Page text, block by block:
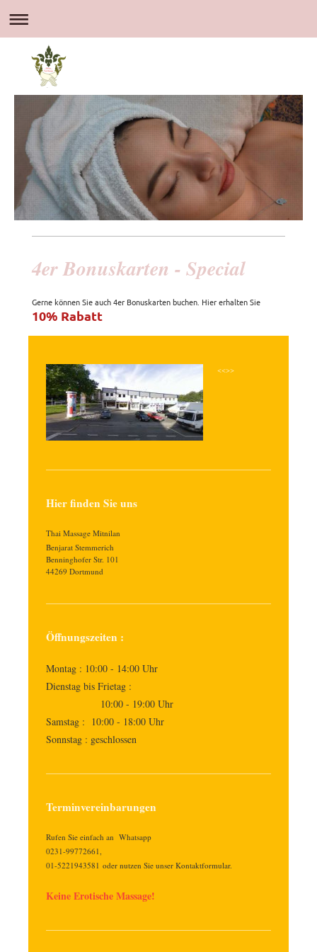
4er Bonuskarten - Special
Gerne können Sie auch 4er Bonuskarten buchen. Hier erhalten Sie
10% Rabatt
<<>>
Hier finden Sie uns
Thai Massage Mitnilan
Benjarat Stemmerich
Benninghofer Str. 101
44269 Dortmund
Öffnungszeiten :
Montag : 10:00 - 14:00 Uhr
Dienstag bis Frietag :
10:00 - 19:00 Uhr
Samstag : 10:00 - 18:00 Uhr
Sonnstag : geschlossen
Terminvereinbarungen
Rufen Sie einfach an Whatsapp
0231-99772661,
01-5221943581 oder nutzen Sie unser Kontaktformular.
Keine Erotische Massage!